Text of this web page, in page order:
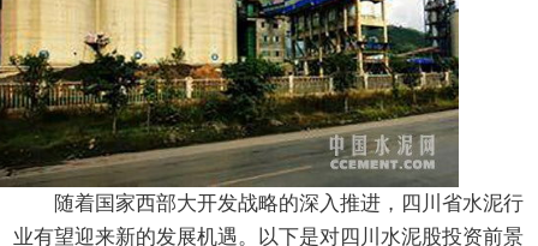
随着国家西部大开发战略的深入推进，四川省水泥行
业有望迎来新的发展机遇。以下是对四川水泥股投资前景